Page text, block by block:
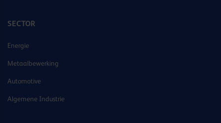
SECTOR
Energie
Metaalbewerking
Automotive
Algemene Industrie